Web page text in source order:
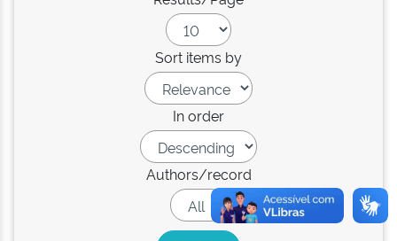
Sort items by
In order
Authors/record